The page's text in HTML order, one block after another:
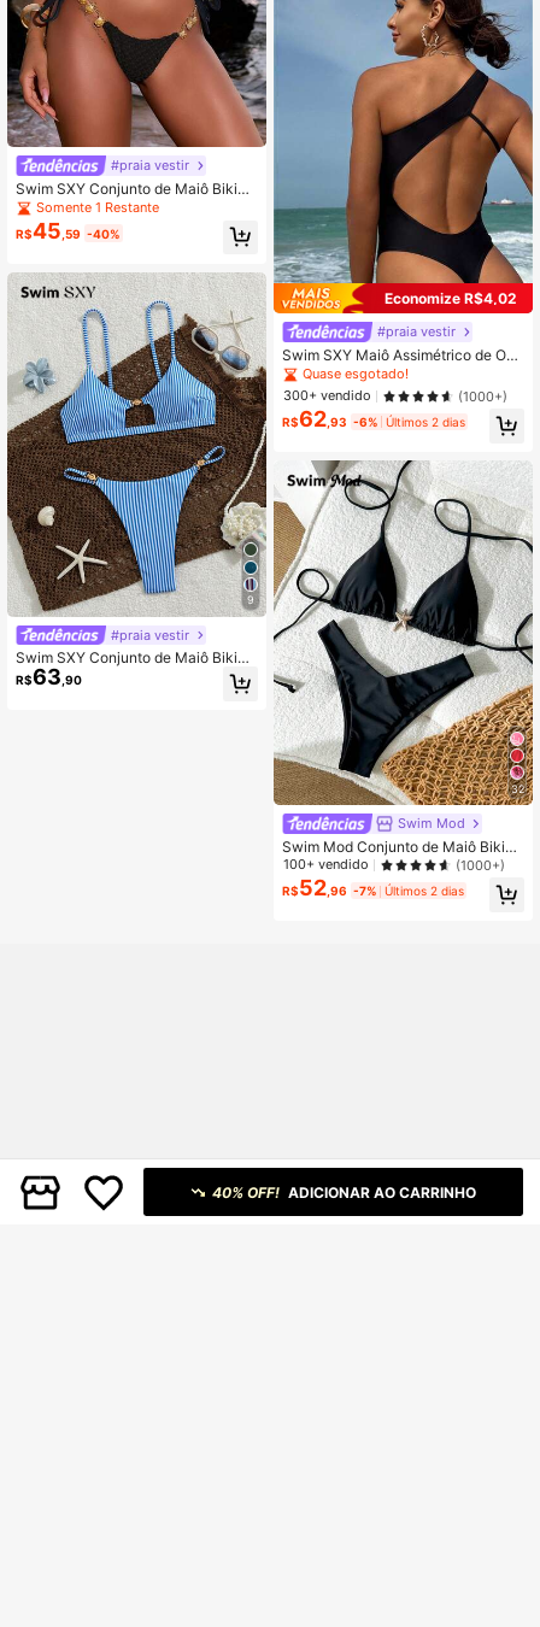
#praia vestir
Swim SXY Conjunto de Maiô Bikini
de Crochê Preto e Sexy com Conch
as para Festa e Praia, Parte de Cim
a e Parte de Baixo, Verão
Somente 1 Restante
R$45 ,59 -40%
9
#praia vestir
Swim SXY Conjunto de Maiô Bikini
Sexy Feminino para Verão, Praia e F
érias, com Acessórios de Metal, Alç
R$63,90
Economize R$4,02
#praia vestir
Swim SXY Maiô Assimétrico de Om
bro Aberto e Decotado de Cor Sólid
a e Moda Feminina para Praia no Ve
rão
Quase esgotado!
300+ vendido
(1000+)
R$62 ,93 -6% Últimos 2 dias
32
Swim Mod
Swim Mod Conjunto de Maiô Bikini
Sexy com Decote Halter e Detalhes
Metálicos em Cor Sólida, Verão
100+ vendido (1000+)
R$52 ,96 -7% Últimos 2 dias
40% OFF! ADICIONAR AO CARRINHO